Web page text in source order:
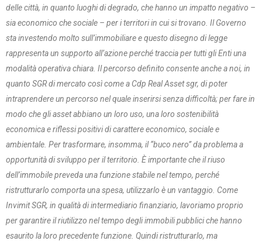
delle città, in quanto luoghi di degrado, che hanno un impatto negativo –
sia economico che sociale – per i territori in cui si trovano. Il Governo
sta investendo molto sull’immobiliare e questo disegno di legge
rappresenta un supporto all’azione perché traccia per tutti gli Enti una
modalità operativa chiara. Il percorso definito consente anche a noi, in
quanto SGR di mercato così come a Cdp Real Asset sgr, di poter
intraprendere un percorso nel quale inserirsi senza difficoltà; per fare in
modo che gli asset abbiano un loro uso, una loro sostenibilità
economica e riflessi positivi di carattere economico, sociale e
ambientale. Per trasformare, insomma, il “buco nero” da problema a
opportunità di sviluppo per il territorio. È importante che il riuso
dell’immobile preveda una funzione stabile nel tempo, perché
ristrutturarlo comporta una spesa, utilizzarlo è un vantaggio. Come
Invimit SGR, in qualità di intermediario finanziario, lavoriamo proprio
per garantire il riutilizzo nel tempo degli immobili pubblici che hanno
esaurito la loro precedente funzione. Quindi ristrutturarlo, ma